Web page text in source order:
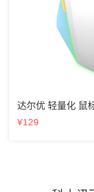
达尔优 轻量化 鼠
¥129